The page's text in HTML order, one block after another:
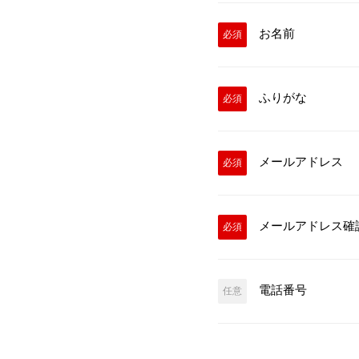
必須 お名前
必須 ふりがな
必須 メールアドレス
必須 メールアドレス確
任意 電話番号